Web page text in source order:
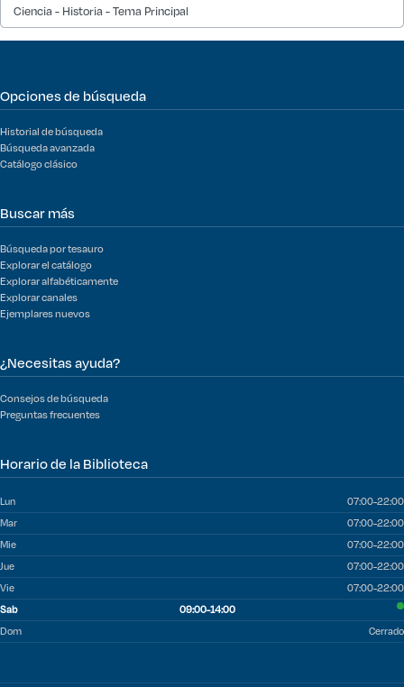
Ciencia - Historia - Tema Principal
Opciones de búsqueda
Historial de búsqueda
Búsqueda avanzada
Catálogo clásico
Buscar más
Búsqueda por tesauro
Explorar el catálogo
Explorar alfabéticamente
Explorar canales
Ejemplares nuevos
¿Necesitas ayuda?
Consejos de búsqueda
Preguntas frecuentes
Horario de la Biblioteca
Lun
07:00-22:00
Mar
07:00-22:00
Mie
07:00-22:00
Jue
07:00-22:00
Vie
07:00-22:00
Sab
09:00-14:00
Dom
Cerrado